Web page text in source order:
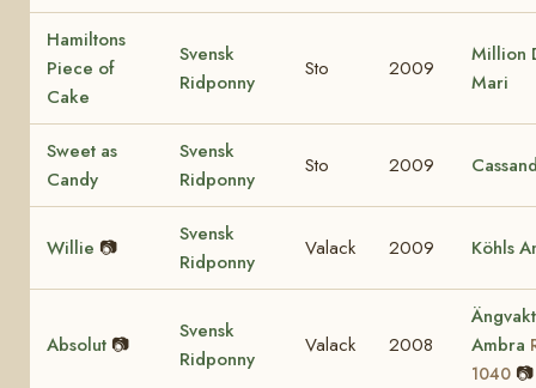
Hamiltons
Piece of
Cake
Svensk
Ridponny
Sto 2009
Million
Mari
Sweet as
Candy
Svensk
Ridponny
Sto 2009
Willie 📷
Svensk
Ridponny
Valack 2009 Köhls
Absolut 📷
Svensk
Ridponny
Valack 2008
Ambra
1040 📷